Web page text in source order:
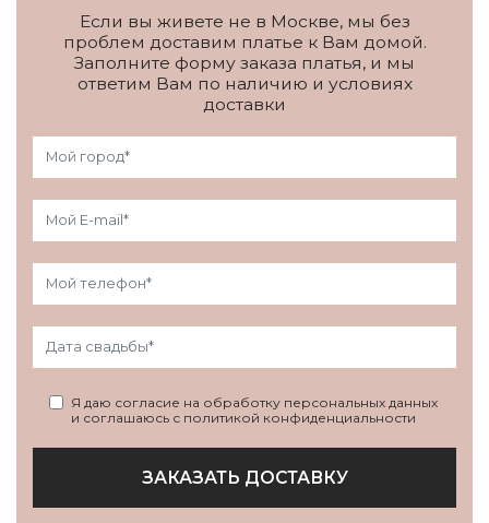
Если вы живете не в Москве, мы без
проблем доставим платье к Вам домой.
Заполните форму заказа платья, и мы
ответим Вам по наличию и условиях
доставки
Я даю согласие на обработку персональных данных
и соглашаюсь с политикой конфиденциальности
ЗАКАЗАТЬ ДОСТАВКУ